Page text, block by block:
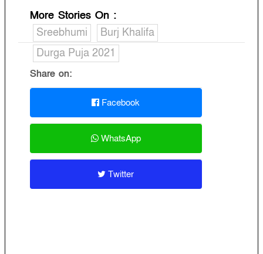
More Stories On :
Sreebhumi
Burj Khalifa
Durga Puja 2021
Share on:
Facebook
WhatsApp
Twitter